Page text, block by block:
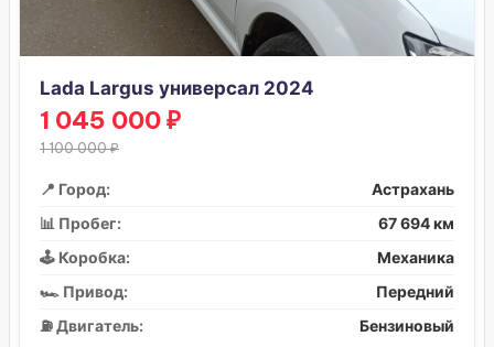
Lada Largus универсал 2024
1 045 000 ₽
1 100 000 ₽
📍 Город:
Астрахань
📊 Пробег:
67 694 км
🕹️ Коробка:
Механика
🏎️ Привод:
Передний
⛽ Двигатель:
Бензиновый